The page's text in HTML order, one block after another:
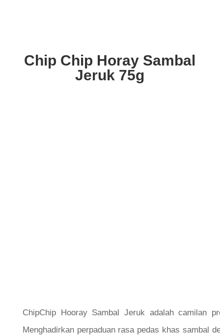
Chip Chip Horay Sambal
Jeruk 75g
ChipChip Hooray Sambal Jeruk adalah camilan
Menghadirkan perpaduan rasa pedas khas sambal